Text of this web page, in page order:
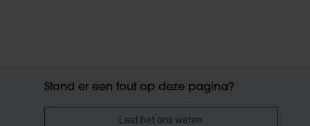
Stond er een fout op deze pagina?
Laat het ons weten